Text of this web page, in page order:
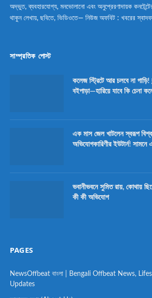
অদ্ভুত, ব্যবহারযোগ্য, মনভোলানো এবং অনুপ্রেরণাদায়ক
থাকুন লেখায়, ছবিতে, ভিডিওতে— নিউজ অফবিট : খবরের
সাম্প্রতিক পোস্ট
কলেজ স্ট্রিটে আর চলবে না গাড়ি!
বইপাড়া—হারিয়ে যাবে কি চেনা
এক মাস জেল খাটলেন স্বরূপ
অভিযোগকারিণীর ইউটার্ন! সামনে
ভবানীভবনে সুমিত রায়, কোথায়
কী কী অভিযোগ
PAGES
NewsOffbeat বাংলা | Bengali Offbeat News,
Updates